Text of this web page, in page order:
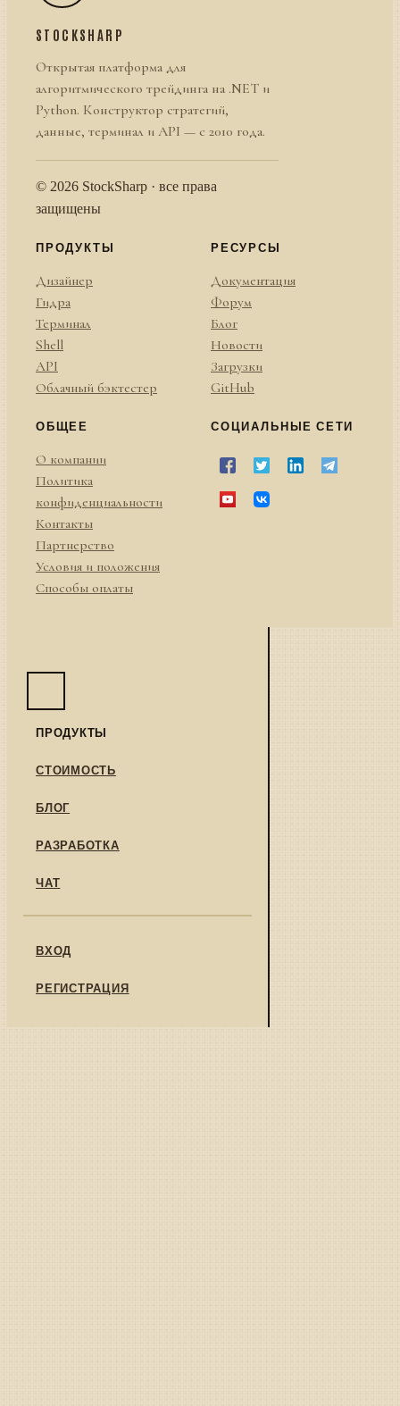
STOCKSHARP
Открытая платформа для
алгоритмического трейдинга на .NET и
Python. Конструктор стратегий,
данные, терминал и API — с 2010 года.
© 2026 StockSharp · все права
защищены
ПРОДУКТЫ
Дизайнер
Гидра
Терминал
Shell
API
Облачный бэктестер
РЕСУРСЫ
Документация
Форум
Блог
Новости
Загрузки
GitHub
ОБЩЕЕ
О компании
Политика
конфиденциальности
Контакты
Партнерство
Условия и положения
Способы оплаты
СОЦИАЛЬНЫЕ СЕТИ
ПРОДУКТЫ
СТОИМОСТЬ
БЛОГ
РАЗРАБОТКА
ЧАТ
ВХОД
РЕГИСТРАЦИЯ